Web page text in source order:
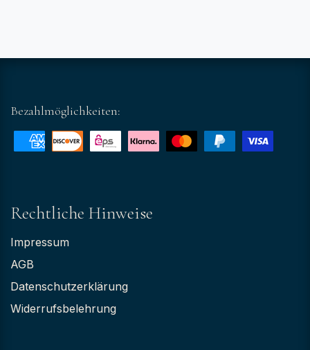
Bezahlmöglichkeiten:
Rechtliche Hinweise
Impressum
AGB
Datenschutzerklärung
Widerrufsbelehrung